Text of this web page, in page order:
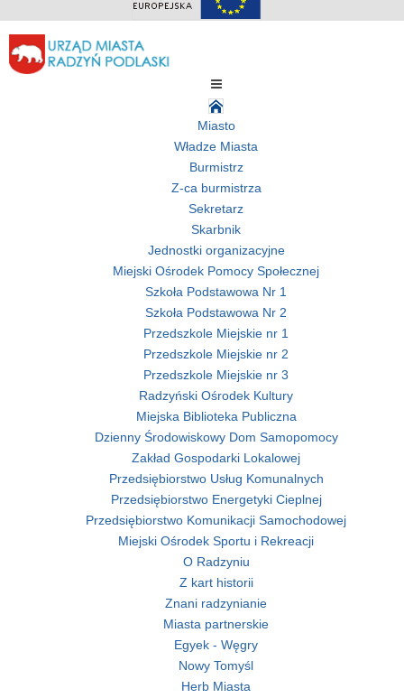
Miasto
Władze Miasta
Burmistrz
Z-ca burmistrza
Sekretarz
Skarbnik
Jednostki organizacyjne
Miejski Ośrodek Pomocy Społecznej
Szkoła Podstawowa Nr 1
Szkoła Podstawowa Nr 2
Przedszkole Miejskie nr 1
Przedszkole Miejskie nr 2
Przedszkole Miejskie nr 3
Radzyński Ośrodek Kultury
Miejska Biblioteka Publiczna
Dzienny Środowiskowy Dom Samopomocy
Zakład Gospodarki Lokalowej
Przedsiębiorstwo Usług Komunalnych
Przedsiębiorstwo Energetyki Cieplnej
Przedsiębiorstwo Komunikacji Samochodowej
Miejski Ośrodek Sportu i Rekreacji
O Radzyniu
Z kart historii
Znani radzynianie
Miasta partnerskie
Egyek - Węgry
Nowy Tomyśl
Herb Miasta